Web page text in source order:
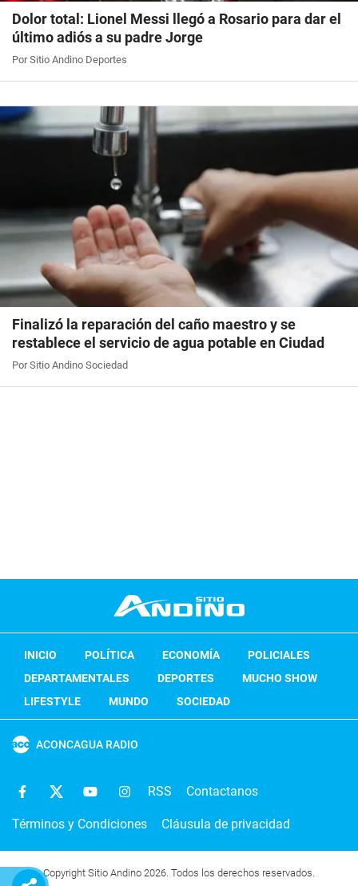
Dolor total: Lionel Messi llegó a Rosario para dar el
último adiós a su padre Jorge
Por Sitio Andino Deportes
Finalizó la reparación del caño maestro y se
restablece el servicio de agua potable en Ciudad
Por Sitio Andino Sociedad
INICIO POLÍTICA ECONOMÍA
POLICIALES
DEPARTAMENTALES
DEPORTES
MUCHO SHOW
LIFESTYLE
MUNDO SOCIEDAD
ACONCAGUA RADIO
RSS Contactanos
Términos y Condiciones Cláusula de privacidad
Copyright Sitio Andino 2026. Todos los derechos reservados.